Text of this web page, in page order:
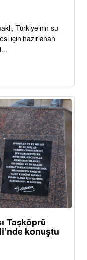
Türkiye’nin su
için hazırlanan
Taşköprü
konuştu